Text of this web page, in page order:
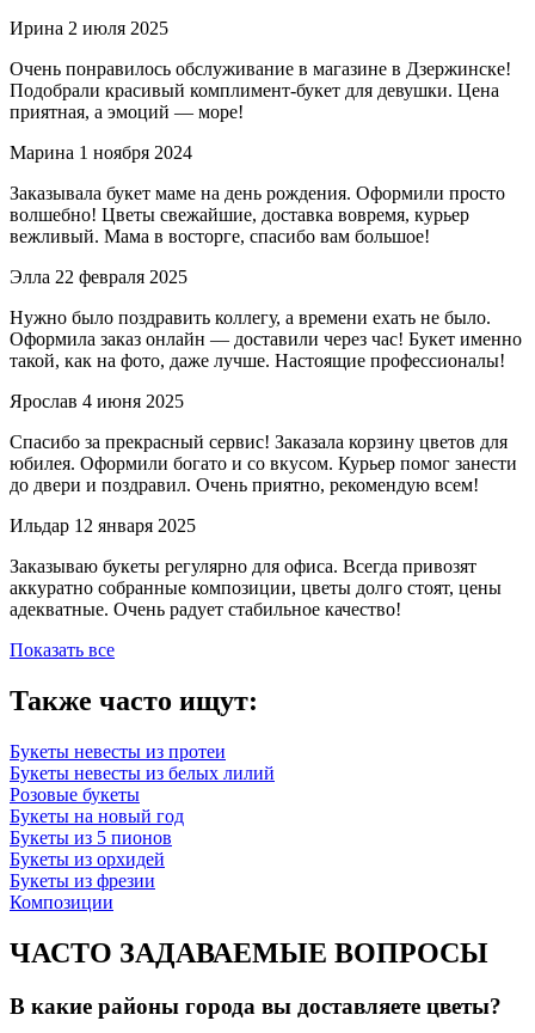
Ирина 2 июля 2025
Очень понравилось обслуживание в магазине в Дзержинске!
Подобрали красивый комплимент-букет для девушки. Цена
приятная, а эмоций — море!
Марина 1 ноября 2024
Заказывала букет маме на день рождения. Оформили просто
волшебно! Цветы свежайшие, доставка вовремя, курьер
вежливый. Мама в восторге, спасибо вам большое!
Элла 22 февраля 2025
Нужно было поздравить коллегу, а времени ехать не было.
Оформила заказ онлайн — доставили через час! Букет именно
такой, как на фото, даже лучше. Настоящие профессионалы!
Ярослав 4 июня 2025
Спасибо за прекрасный сервис! Заказала корзину цветов для
юбилея. Оформили богато и со вкусом. Курьер помог занести
до двери и поздравил. Очень приятно, рекомендую всем!
Ильдар 12 января 2025
Заказываю букеты регулярно для офиса. Всегда привозят
аккуратно собранные композиции, цветы долго стоят, цены
адекватные. Очень радует стабильное качество!
Показать все
Также часто ищут:
Букеты невесты из протеи
Букеты невесты из белых лилий
Розовые букеты
Букеты на новый год
Букеты из 5 пионов
Букеты из орхидей
Букеты из фрезии
Композиции
ЧАСТО ЗАДАВАЕМЫЕ ВОПРОСЫ
В какие районы города вы доставляете цветы?